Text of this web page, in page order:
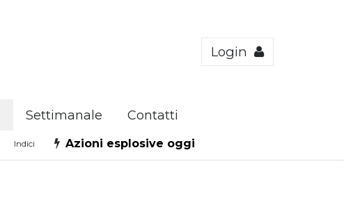
Login
Settimanale Contatti
Indici Azioni esplosive oggi